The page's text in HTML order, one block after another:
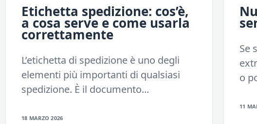
Etichetta spedizione: cos’è,
a cosa serve e come usarla
correttamente
L’etichetta di spedizione è uno degli
elementi più importanti di qualsiasi
spedizione. È il documento...
18 MARZO 2026
Se
o
11